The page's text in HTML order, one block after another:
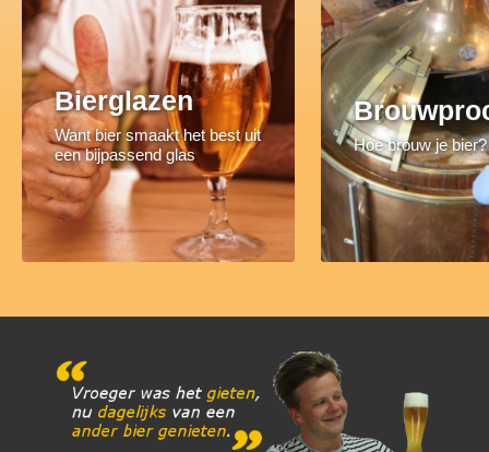
Bierglazen
Want bier smaakt het best uit
een bijpassend glas
Hoe brouw je bier?